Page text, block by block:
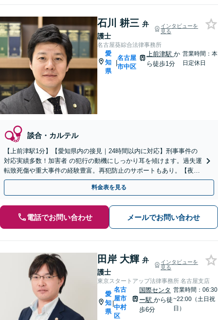
石川 耕三 弁
護士
インタビューを
見る
名古屋葵綜合法律事務所
愛
知
県
|
名古屋
市中区
上前津駅か
ら徒歩1分
営業時間：本
日定休日
談合・カルテル
【上前津駅1分】【愛知県内の接見｜24時間以内に対応】刑事事件の
対応実績多数！加害者 の犯行の動機にしっかり耳を傾けます。過失運
転致死傷や重大事件の経験豊富。再犯防止のサポートもあり。【夜間
面談可能】【オンライン相談可能】
料金表を見る
電話でお問い合わせ メールでお問い合わせ
田岸 大輝 弁
護士
インタビューを
見る
東京スタートアップ法律事務所 名古屋支店
愛
知
県
|
名古
屋市
中村
区
国際センタ
ー駅から徒
歩6分
営業時間：06:30
~22:00（土日祝
日）